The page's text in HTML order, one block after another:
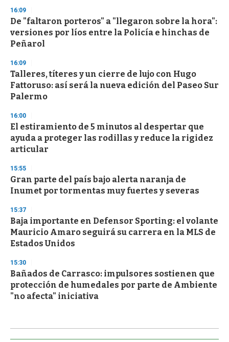
16:09
De "faltaron porteros" a "llegaron sobre la hora":
versiones por líos entre la Policía e hinchas de
Peñarol
16:09
Talleres, títeres y un cierre de lujo con Hugo
Fattoruso: así será la nueva edición del Paseo Sur
Palermo
16:00
El estiramiento de 5 minutos al despertar que
ayuda a proteger las rodillas y reduce la rigidez
articular
15:55
Gran parte del país bajo alerta naranja de
Inumet por tormentas muy fuertes y severas
15:37
Baja importante en Defensor Sporting: el volante
Mauricio Amaro seguirá su carrera en la MLS de
Estados Unidos
15:30
Bañados de Carrasco: impulsores sostienen que
protección de humedales por parte de Ambiente
"no afecta" iniciativa